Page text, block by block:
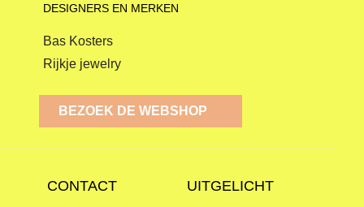
DESIGNERS EN MERKEN
Bas Kosters
Rijkje jewelry
BEZOEK DE WEBSHOP
CONTACT UITGELICHT